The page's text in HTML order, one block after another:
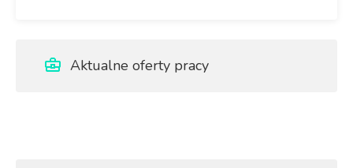
Aktualne oferty pracy